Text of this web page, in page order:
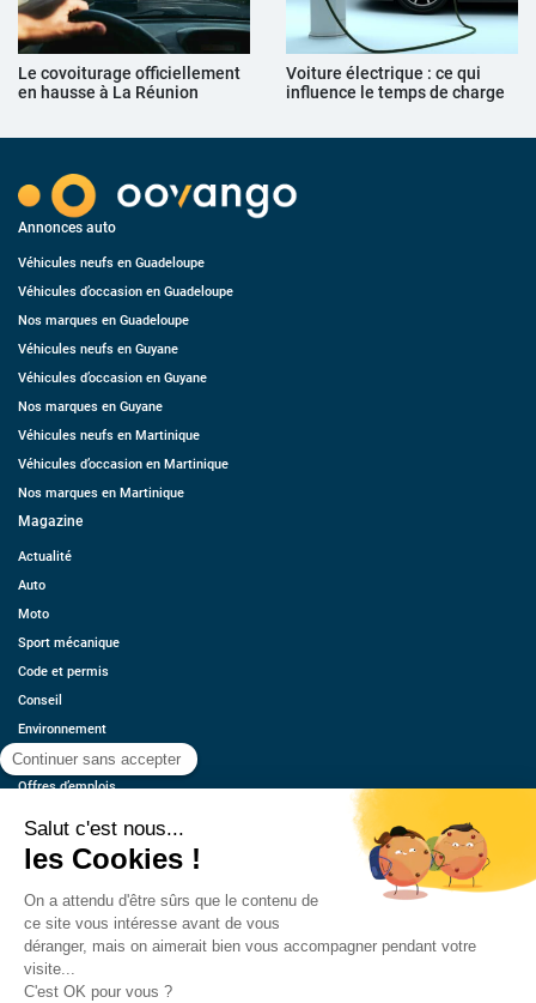
Le covoiturage officiellement
en hausse à La Réunion
Voiture électrique : ce qui
influence le temps de charge
Annonces auto
Véhicules neufs en Guadeloupe
Véhicules d’occasion en Guadeloupe
Nos marques en Guadeloupe
Véhicules neufs en Guyane
Véhicules d’occasion en Guyane
Nos marques en Guyane
Véhicules neufs en Martinique
Véhicules d’occasion en Martinique
Nos marques en Martinique
Magazine
Actualité
Auto
Moto
Sport mécanique
Code et permis
Conseil
Environnement
Économie
Offres d’emplois
Contact
Estimez votre voiture
Mentions légales
CGU